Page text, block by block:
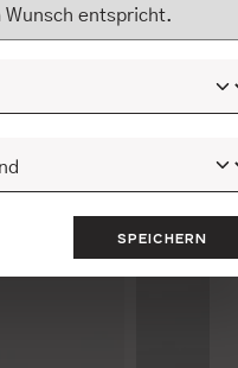
ALLE COOKIES
Wunsch entspricht.
SPEICHERN